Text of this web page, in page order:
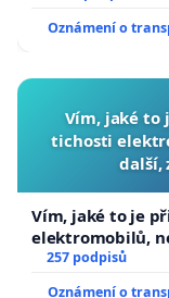
Oznámení o
Vím, jaké to
tichosti
další,
Vím, jaké to je
elektromobilů,
zaveďme
257 podpisů
Oznámení o